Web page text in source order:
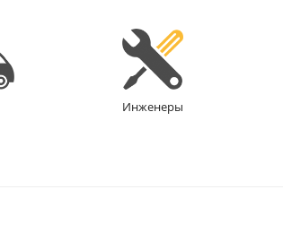
Инженеры